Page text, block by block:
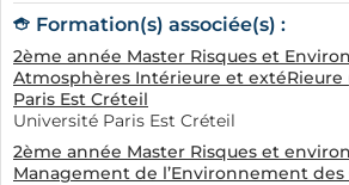
AFi24
, vous pouvez accéder à des
mises à jour, basées sur vos critères
Le site offre aussi des conseils
votre CV et votre lettre de
grandement faciliter votre
Formation(s) associée(s) :
2ème année Master Risques et
Atmosphères Intérieure et extéRieure
Paris Est Créteil
Université Paris Est Créteil
2ème année Master Risques et
Management de l’Environnement